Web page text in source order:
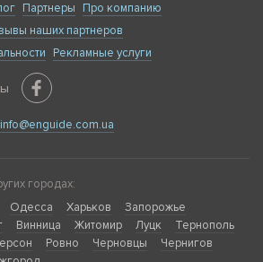
Партнеры
Про компанию
наших партнеров
Рекламные услуги
info@enguide.com.ua
городах:
Одесса Харьков
Запорожье
Винница Житомир Луцк
Тернополь
Ровно Черновцы
Чернигов